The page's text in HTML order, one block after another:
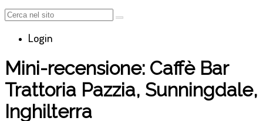
Login
Mini-recensione: Caffè Bar
Trattoria Pazzia, Sunningdale,
Inghilterra